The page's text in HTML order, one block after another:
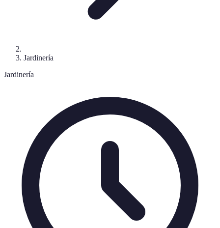
Jardinería
Jardinería